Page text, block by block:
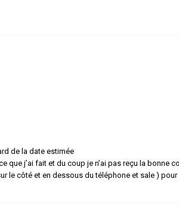
de la date estimée
que j’ai fait et du coup je n’ai pas reçu la bonne
le côté et en dessous du téléphone et sale ) pour